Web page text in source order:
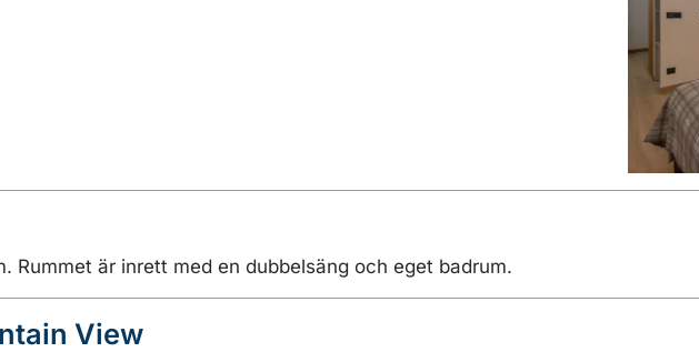
Rummet är inrett med en dubbelsäng och eget badrum.
View